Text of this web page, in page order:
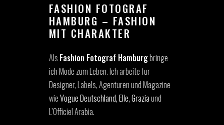
FASHION FOTOGRAF
HAMBURG – FASHION
MIT CHARAKTER
Als Fashion Fotograf Hamburgbringe
ich Mode zum Leben. Ich arbeite für
Designer, Labels, Agenturen und Magazine
wieVogue Deutschland, Elle, Graziaund
L’Officiel Arabia.